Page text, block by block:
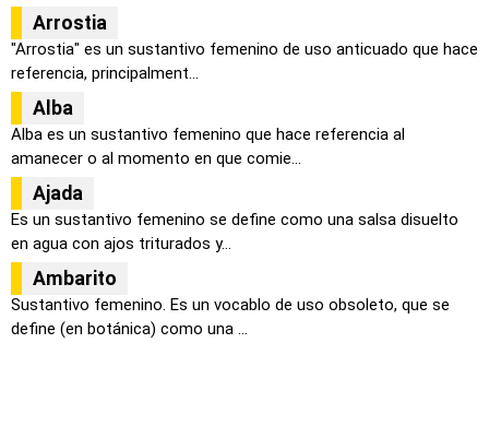
Arrostia
"Arrostia" es un sustantivo femenino de uso anticuado que hace
referencia, principalment...
Alba
Alba es un sustantivo femenino que hace referencia al
amanecer o al momento en que comie...
Ajada
Es un sustantivo femenino se define como una salsa disuelto
en agua con ajos triturados y...
Ambarito
Sustantivo femenino. Es un vocablo de uso obsoleto, que se
define (en botánica) como una ...